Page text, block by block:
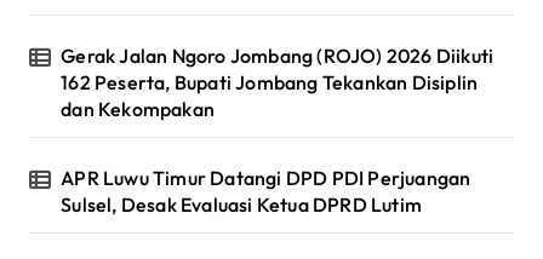
Gerak Jalan Ngoro Jombang (ROJO) 2026 Diikuti
162 Peserta, Bupati Jombang Tekankan Disiplin
dan Kekompakan
APR Luwu Timur Datangi DPD PDI Perjuangan
Sulsel, Desak Evaluasi Ketua DPRD Lutim